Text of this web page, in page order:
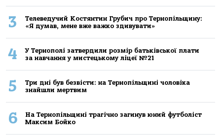
3
Телеведучий Костянтин Грубич про Тернопільщину:
«Я думав, мене вже важко здивувати»
4
У Тернополі затвердили розмір батьківської плати
за навчання у мистецькому ліцеї №21
5
Три дні був безвісти: на Тернопільщині чоловіка
знайшли мертвим
6
На Тернопільщині трагічно загинув юний футболіст
Максим Бойко